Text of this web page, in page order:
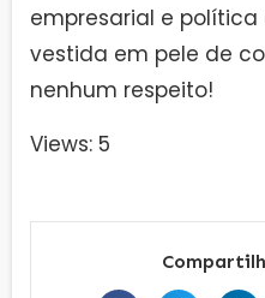
empresarial e
vestida em pele de
nenhum respeito!
Views: 5